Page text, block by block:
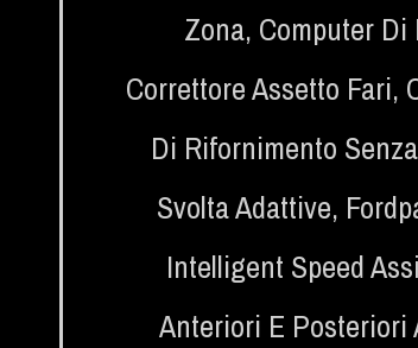
Zona, Computer Di
Correttore Assetto Fari,
Di Rifornimento
Svolta Adattive,
Intelligent Speed
Anteriori E Posteriori